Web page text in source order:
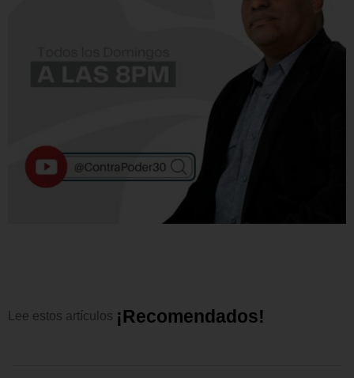
Lee estos artículos ¡Recomendados!